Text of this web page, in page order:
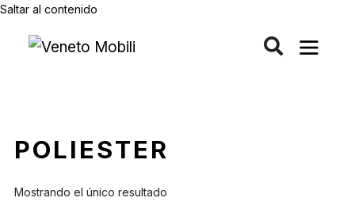
Saltar al contenido
POLIESTER
Mostrando el único resultado